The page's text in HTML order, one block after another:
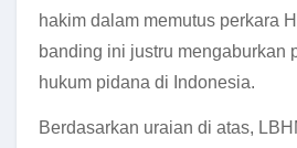
hakim dalam memutus perkara
banding ini justru mengaburkan
hukum pidana di Indonesia.
Berdasarkan uraian di atas,